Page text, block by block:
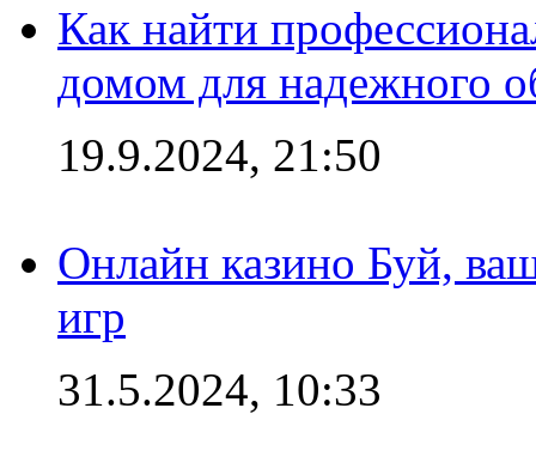
Как найти
домом для надежного
19.9.2024, 21:50
Онлайн казино Буй,
игр
31.5.2024, 10:33